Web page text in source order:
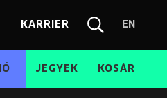
KARRIER EN
EN
JEGYEK KOSÁR